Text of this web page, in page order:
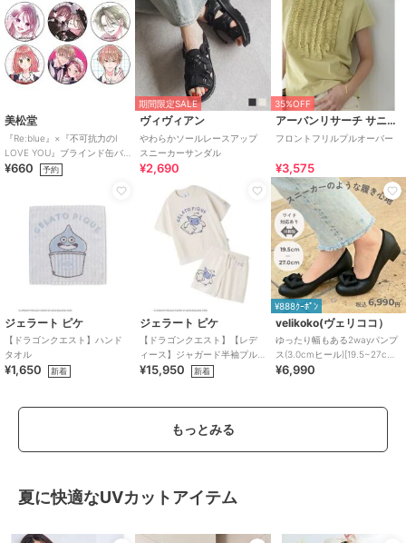
美松堂
『Re:blue』×『不可抗力のI
LOVE YOU』ブラインド缶バ
ッジ（全6種）
¥660 予約
期間限定SALE
ヴィヴィアン
やわらかソールレースアップ
スニーカーサンダル
¥2,690
35%OFF
アーバンリサーチ サニーレーベル
フロントフリルプルオーバー
¥3,575
ジェラート ピケ
【ドラゴンクエスト】ハンド
タオル
¥1,650 新着
ジェラート ピケ
【ドラゴンクエスト】【レデ
ィース】ジャガード半袖プル
オーバー&ショートパンツセッ
¥15,950 新着
¥888ｸｰﾎﾟﾝ
velikoko(ヴェリココ）
ゆったり幅もある2wayパンプ
ス(3.0cmヒール)[19.5~27cm]
ラクチンきれいシューズ
¥6,990
もっとみる
夏に快適なUVカットアイテム